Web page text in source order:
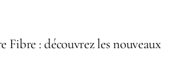
Fibre : découvrez les nouveaux